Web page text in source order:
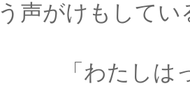
声がけもして
はっ！ 転